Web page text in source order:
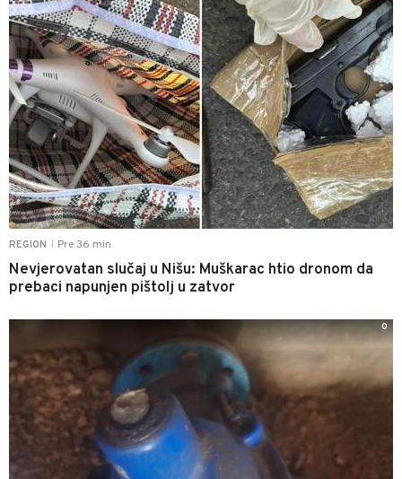
REGION Pre 36 min
Nevjerovatan slučaj u Nišu: Muškarac htio dronom da
prebaci napunjen pištolj u zatvor
0